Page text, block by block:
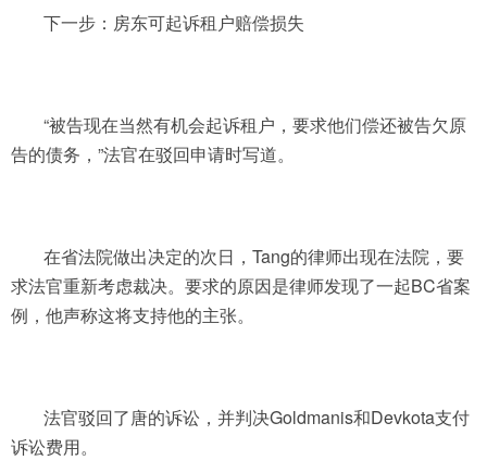
下一步：房东可起诉租户赔偿损失
“被告现在当然有机会起诉租户，要求他们偿还被告欠原
告的债务，”法官在驳回申请时写道。
在省法院做出决定的次日，Tang的律师出现在法院，要
求法官重新考虑裁决。要求的原因是律师发现了一起BC省案
例，他声称这将支持他的主张。
法官驳回了唐的诉讼，并判决Goldmanis和Devkota支付
诉讼费用。